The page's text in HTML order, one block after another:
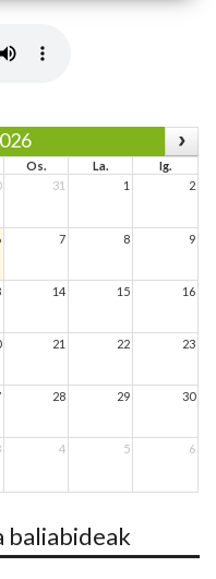
Os. La.
Ig.
31 1 2
7 8 9
14 15 16
21 22 23
28 29 30
4 5 6
baliabideak